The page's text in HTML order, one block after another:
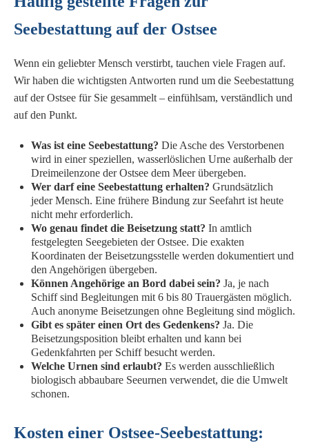
Seebestattung auf der Ostsee
Wenn ein geliebter Mensch verstirbt, tauchen viele Fragen auf.
Wir haben die wichtigsten Antworten rund um die Seebestattung
auf der Ostsee für Sie gesammelt – einfühlsam, verständlich und
auf den Punkt.
Was ist eine Seebestattung? Die Asche des Verstorbenen
wird in einer speziellen, wasserlöslichen Urne außerhalb der
Dreimeilenzone der Ostsee dem Meer übergeben.
Wer darf eine Seebestattung erhalten? Grundsätzlich
jeder Mensch. Eine frühere Bindung zur Seefahrt ist heute
nicht mehr erforderlich.
Wo genau findet die Beisetzung statt? In amtlich
festgelegten Seegebieten der Ostsee. Die exakten
Koordinaten der Beisetzungsstelle werden dokumentiert und
den Angehörigen übergeben.
Können Angehörige an Bord dabei sein? Ja, je nach
Schiff sind Begleitungen mit 6 bis 80 Trauergästen möglich.
Auch anonyme Beisetzungen ohne Begleitung sind möglich.
Gibt es später einen Ort des Gedenkens? Ja. Die
Beisetzungsposition bleibt erhalten und kann bei
Gedenkfahrten per Schiff besucht werden.
Welche Urnen sind erlaubt? Es werden ausschließlich
biologisch abbaubare Seeurnen verwendet, die die Umwelt
schonen.
Kosten einer Ostsee-Seebestattung: